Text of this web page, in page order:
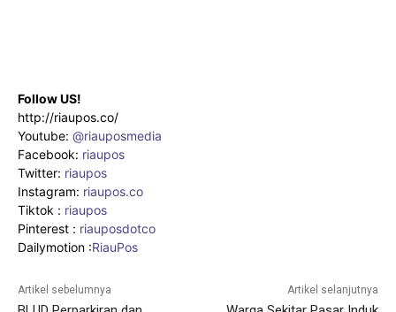
Follow US!
http://riaupos.co/
Youtube: @riauposmedia
Facebook: riaupos
Twitter: riaupos
Instagram: riaupos.co
Tiktok : riaupos
Pinterest : riauposdotco
Dailymotion :RiauPos
Artikel sebelumnya Artikel selanjutnya